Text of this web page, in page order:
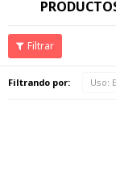
Filtrando por: Uso: